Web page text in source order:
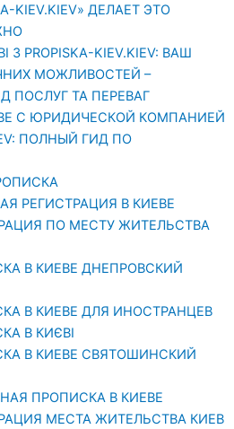
KIEV.KIEV» ДЕЛАЕТ ЭТО
PROPISKA-KIEV.KIEV: ВАШ
МОЖЛИВОСТЕЙ –
ПОСЛУГ ТА ПЕРЕВАГ
С ЮРИДИЧЕСКОЙ КОМПАНИЕЙ
ПОЛНЫЙ ГИД ПО
РЕГИСТРАЦИЯ В КИЕВЕ
ПО МЕСТУ ЖИТЕЛЬСТВА
В КИЕВЕ ДНЕПРОВСКИЙ
В КИЕВЕ ДЛЯ ИНОСТРАНЦЕВ
В КИЄВІ
В КИЕВЕ СВЯТОШИНСКИЙ
ПРОПИСКА В КИЕВЕ
МЕСТА ЖИТЕЛЬСТВА КИЕВ